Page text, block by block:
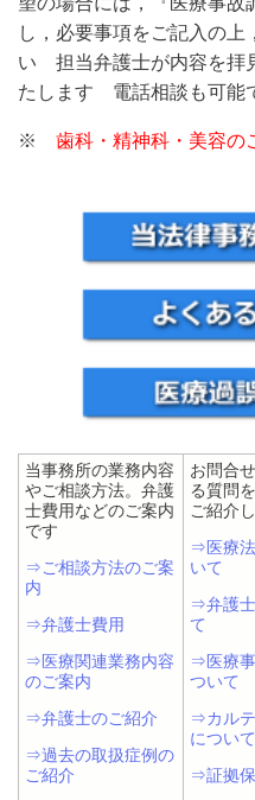
し，必要事項をご記入の上
い 担当弁護士が内容を拝
たします 電話相談も可能
※ 歯科・精神科・美容の
当事務所の業務内容
やご相談方法。弁護
士費用などのご案内
です
⇒ご相談方法のご案
内
⇒弁護士費用
⇒医療関連業務内容
のご案内
⇒弁護士のご紹介
⇒過去の取扱症例の
ご紹介
お問合
る質問
ご紹介
⇒医療
いて
⇒弁護
て
⇒医療
ついて
⇒カル
について
⇒証拠